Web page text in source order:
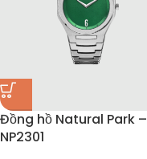
Đồng hồ Natural Park –
NP2301